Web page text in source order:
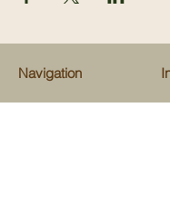
Navigation